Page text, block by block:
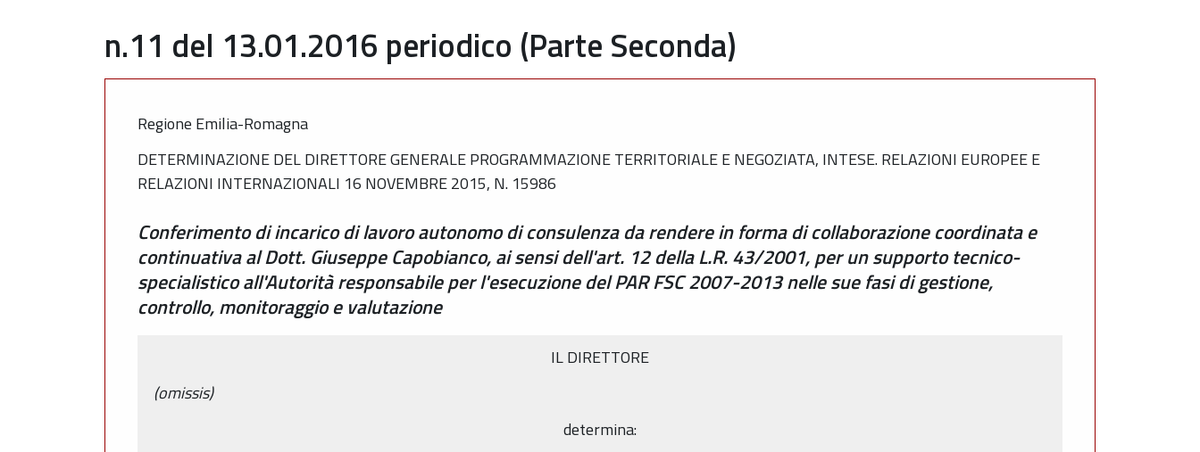
n.11 del 13.01.2016 periodico (Parte Seconda)
Regione Emilia-Romagna
DETERMINAZIONE DEL DIRETTORE GENERALE PROGRAMMAZIONE TERRITORIALE E NEGOZIATA, INTESE. RELAZIONI EUROPEE E
RELAZIONI INTERNAZIONALI 16 NOVEMBRE 2015, N. 15986
Conferimento di incarico di lavoro autonomo di consulenza da rendere in forma di collaborazione coordinata e
continuativa al Dott. Giuseppe Capobianco, ai sensi dell'art. 12 della L.R. 43/2001, per un supporto tecnico-
specialistico all'Autorità responsabile per l'esecuzione del PAR FSC 2007-2013 nelle sue fasi di gestione,
controllo, monitoraggio e valutazione
IL DIRETTORE
(omissis)
determina: